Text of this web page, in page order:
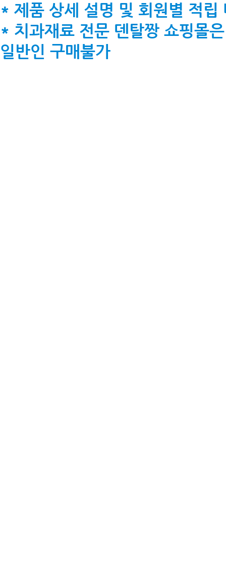
* 제품 상세 설명 및 회원별 적
* 치과재료 전문 덴탈짱 쇼핑몰
일반인 구매불가